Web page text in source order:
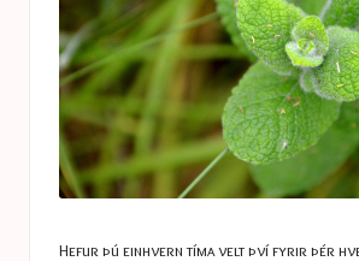
c
e
s
Hefur þú einhvern tíma velt því fyrir þér